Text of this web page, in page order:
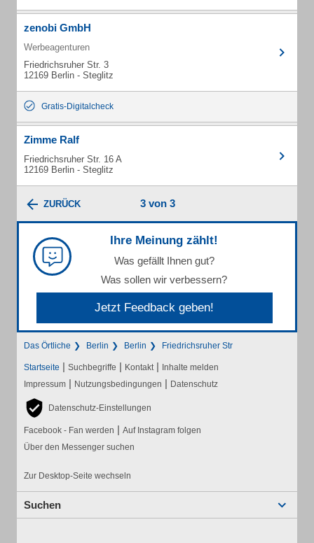
zenobi GmbH
Werbeagenturen
Friedrichsruher Str. 3
12169 Berlin - Steglitz
Gratis-Digitalcheck
Zimme Ralf
Friedrichsruher Str. 16 A
12169 Berlin - Steglitz
ZURÜCK 3 von 3
Ihre Meinung zählt!
Was gefällt Ihnen gut?
Was sollen wir verbessern?
Jetzt Feedback geben!
Das Örtliche Berlin Berlin Friedrichsruher Str
Startseite | Suchbegriffe | Kontakt | Inhalte melden
Impressum | Nutzungsbedingungen | Datenschutz
Datenschutz-Einstellungen
Facebook - Fan werden | Auf Instagram folgen
Über den Messenger suchen
Zur Desktop-Seite wechseln
Suchen